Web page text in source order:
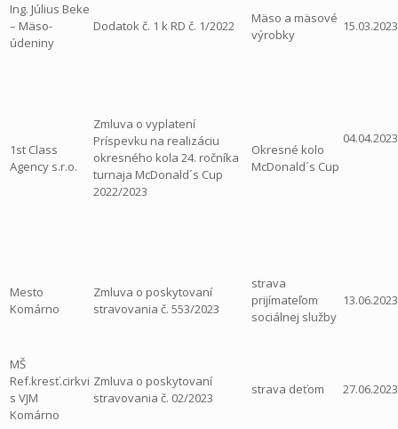
Ing. Július Beke
– Mäso-
údeniny
Dodatok č. 1 k RD č. 1/2022
Mäso a mäsové
výrobky
15.03.2023
1st Class
Agency s.r.o.
Zmluva o vyplatení
Príspevku na realizáciu
okresného kola 24. ročníka
turnaja McDonald´s Cup
2022/2023
Okresné kolo
McDonald´s Cup
04.04.2023
Mesto
Komárno
Zmluva o poskytovaní
stravovania č. 553/2023
strava
prijímateľom
sociálnej služby
13.06.2023
MŠ
Ref.kresť.cirkvi
s VJM
Komárno
Zmluva o poskytovaní
stravovania č. 02/2023
strava deťom 27.06.2023